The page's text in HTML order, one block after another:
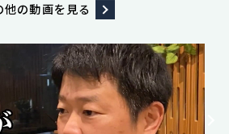
他の動画を見る